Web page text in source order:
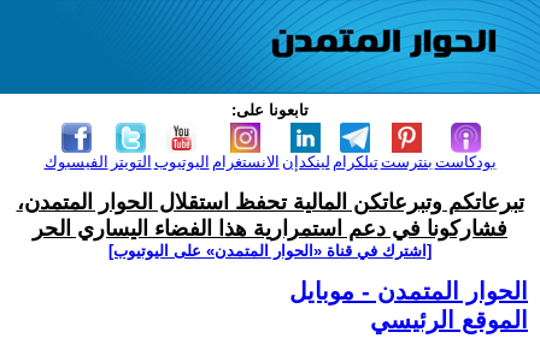
تابعونا على:
الفيسبوك التويتر اليوتيوب الانستغرام لينكدإن تيلكرامبنترست بودكاست
تبرعاتكم وتبرعاتكن المالية تحفظ استقلال الحوار المتمدن،
فشاركونا في دعم استمرارية هذا الفضاء اليساري الحر
[اشترك في قناة ‫«الحوار المتمدن» على اليوتيوب]
الحوار المتمدن - موبايل
الموقع الرئيسي